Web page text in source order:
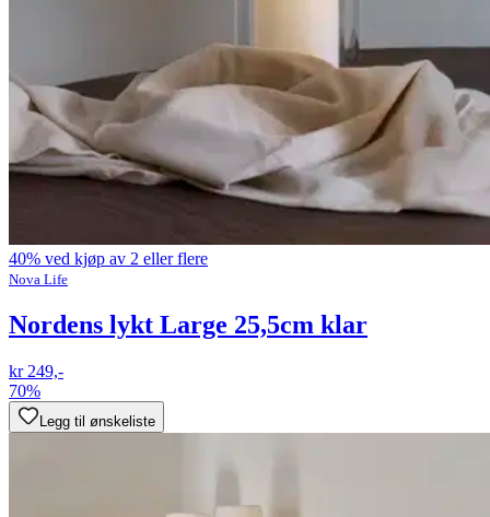
40% ved kjøp av 2 eller flere
Nova Life
Nordens lykt Large 25,5cm klar
kr 249,-
70%
Legg til ønskeliste